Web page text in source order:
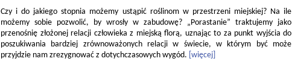
Czy i do jakiego stopnia możemy ustąpić roślinom w przestrzeni miejskiej? Na ile
możemy sobie pozwolić, by wrosły w zabudowę? „Porastanie” traktujemy jako
przenośnię złożonej relacji człowieka z miejską florą, uznając to za punkt wyjścia do
poszukiwania bardziej zrównoważonych relacji w świecie, w którym być może
przyjdzie nam zrezygnować z dotychczasowych wygód. [więcej]